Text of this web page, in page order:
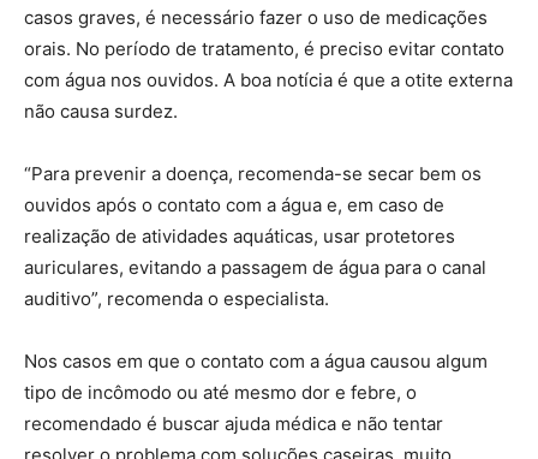
casos graves, é necessário fazer o uso de medicações
orais. No período de tratamento, é preciso evitar contato
com água nos ouvidos. A boa notícia é que a otite externa
não causa surdez.
“Para prevenir a doença, recomenda-se secar bem os
ouvidos após o contato com a água e, em caso de
realização de atividades aquáticas, usar protetores
auriculares, evitando a passagem de água para o canal
auditivo”, recomenda o especialista.
Nos casos em que o contato com a água causou algum
tipo de incômodo ou até mesmo dor e febre, o
recomendado é buscar ajuda médica e não tentar